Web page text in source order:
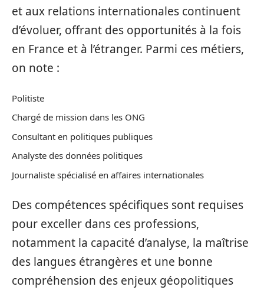
et aux relations internationales continuent
d’évoluer, offrant des opportunités à la fois
en France et à l’étranger. Parmi ces métiers,
on note :
Politiste
Chargé de mission dans les ONG
Consultant en politiques publiques
Analyste des données politiques
Journaliste spécialisé en affaires internationales
Des compétences spécifiques sont requises
pour exceller dans ces professions,
notamment la capacité d’analyse, la maîtrise
des langues étrangères et une bonne
compréhension des enjeux géopolitiques